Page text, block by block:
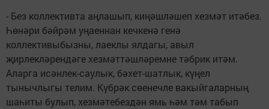
- Без коллективта аңлашып, киңәшләшеп хезмәт итәбез.
Һөнәри бәйрәм уңаеннан кечкенә генә
коллективыбызны, лаеклы ялдагы, авыл
җирлекләрендәге хезмәттәшләремне тәбрик итәм.
Аларга исәнлек-саулык, бәхет-шатлык, күңел
тынычлыгы телим. Күбрәк сөенечле вакыйгаларның
шаһиты булып, хезмәтебездән ямь һәм тәм табып